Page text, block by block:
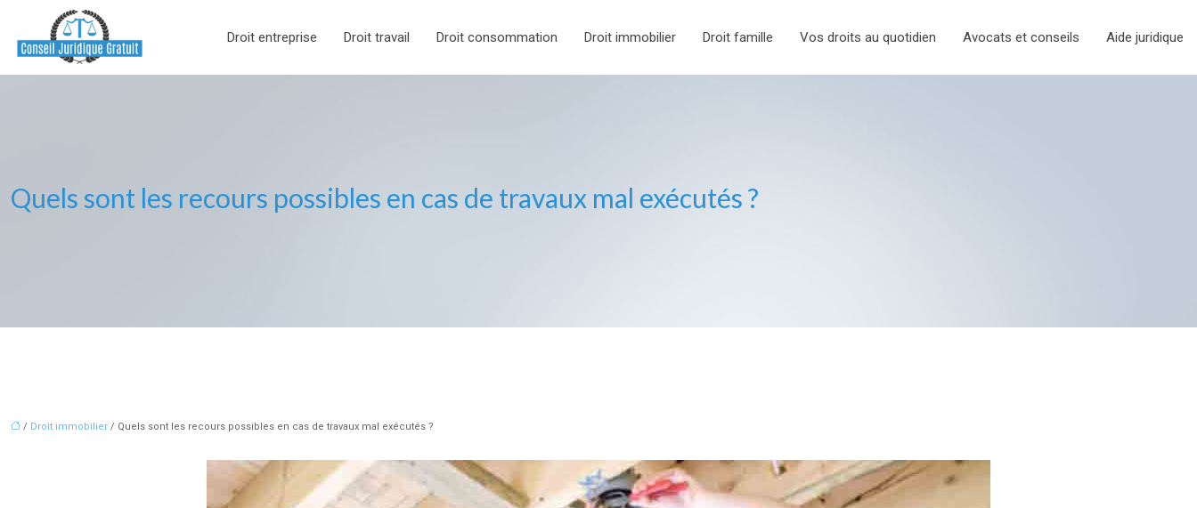
Droit entreprise Droit travail Droit consommation Droit immobilier Droit famille Vos droits au quotidien Avocats et conseils Aide juridique
Quels sont les recours possibles en cas de travaux mal exécutés ?
/ Droit immobilier / Quels sont les recours possibles en cas de travaux mal exécutés ?